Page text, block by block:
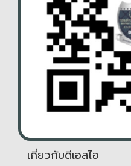
เกี่ยวกับดีเอสไอ